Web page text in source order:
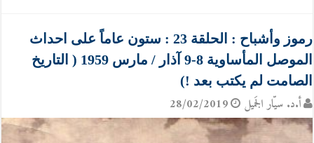
رموز وأشباح : الحلقة 23 : ستون عاماً على احداث
الموصل المأساوية 8-9 آذار / مارس 1959 ( التاريخ
الصامت لم يكتب بعد !)
أ.د. سيّار الجَميل 28/02/2019